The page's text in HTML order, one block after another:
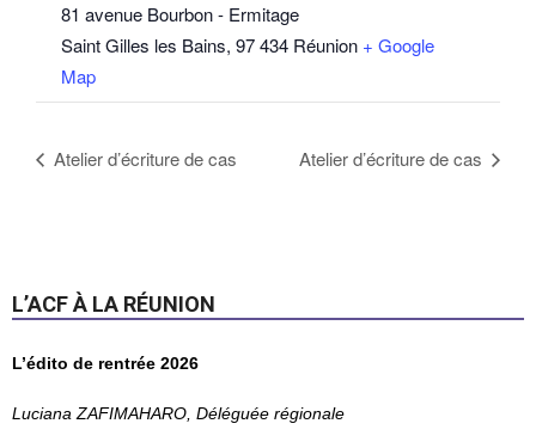
81 avenue Bourbon - Ermitage
Saint Gilles les Bains, 97 434 Réunion + Google
Map
Atelier d’écriture de cas Atelier d’écriture de cas
L’ACF À LA RÉUNION
L’édito de rentrée 2026
Luciana ZAFIMAHARO, Déléguée régionale